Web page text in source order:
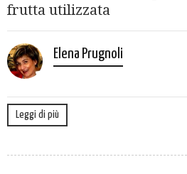
frutta utilizzata
Elena Prugnoli
Leggi di più